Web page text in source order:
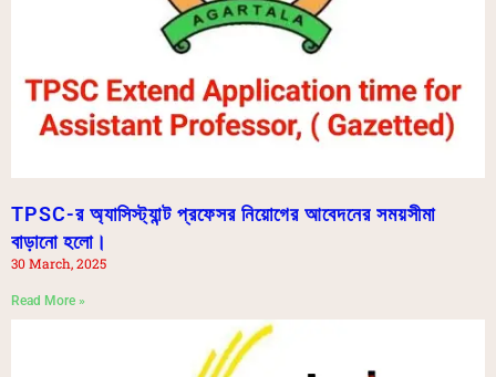
TPSC-র অ্যাসিস্ট্যান্ট প্রফেসর নিয়োগের আবেদনের সময়সীমা
বাড়ানো হলো।
30 March, 2025
Read More »